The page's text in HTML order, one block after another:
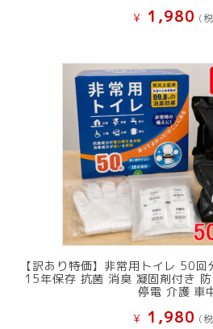
¥ 1,980 (
【訳あり特価】非常用トイレ 50
15年保存 抗菌 消臭 凝固剤付き
停電 介護 車
¥ 1,980 (